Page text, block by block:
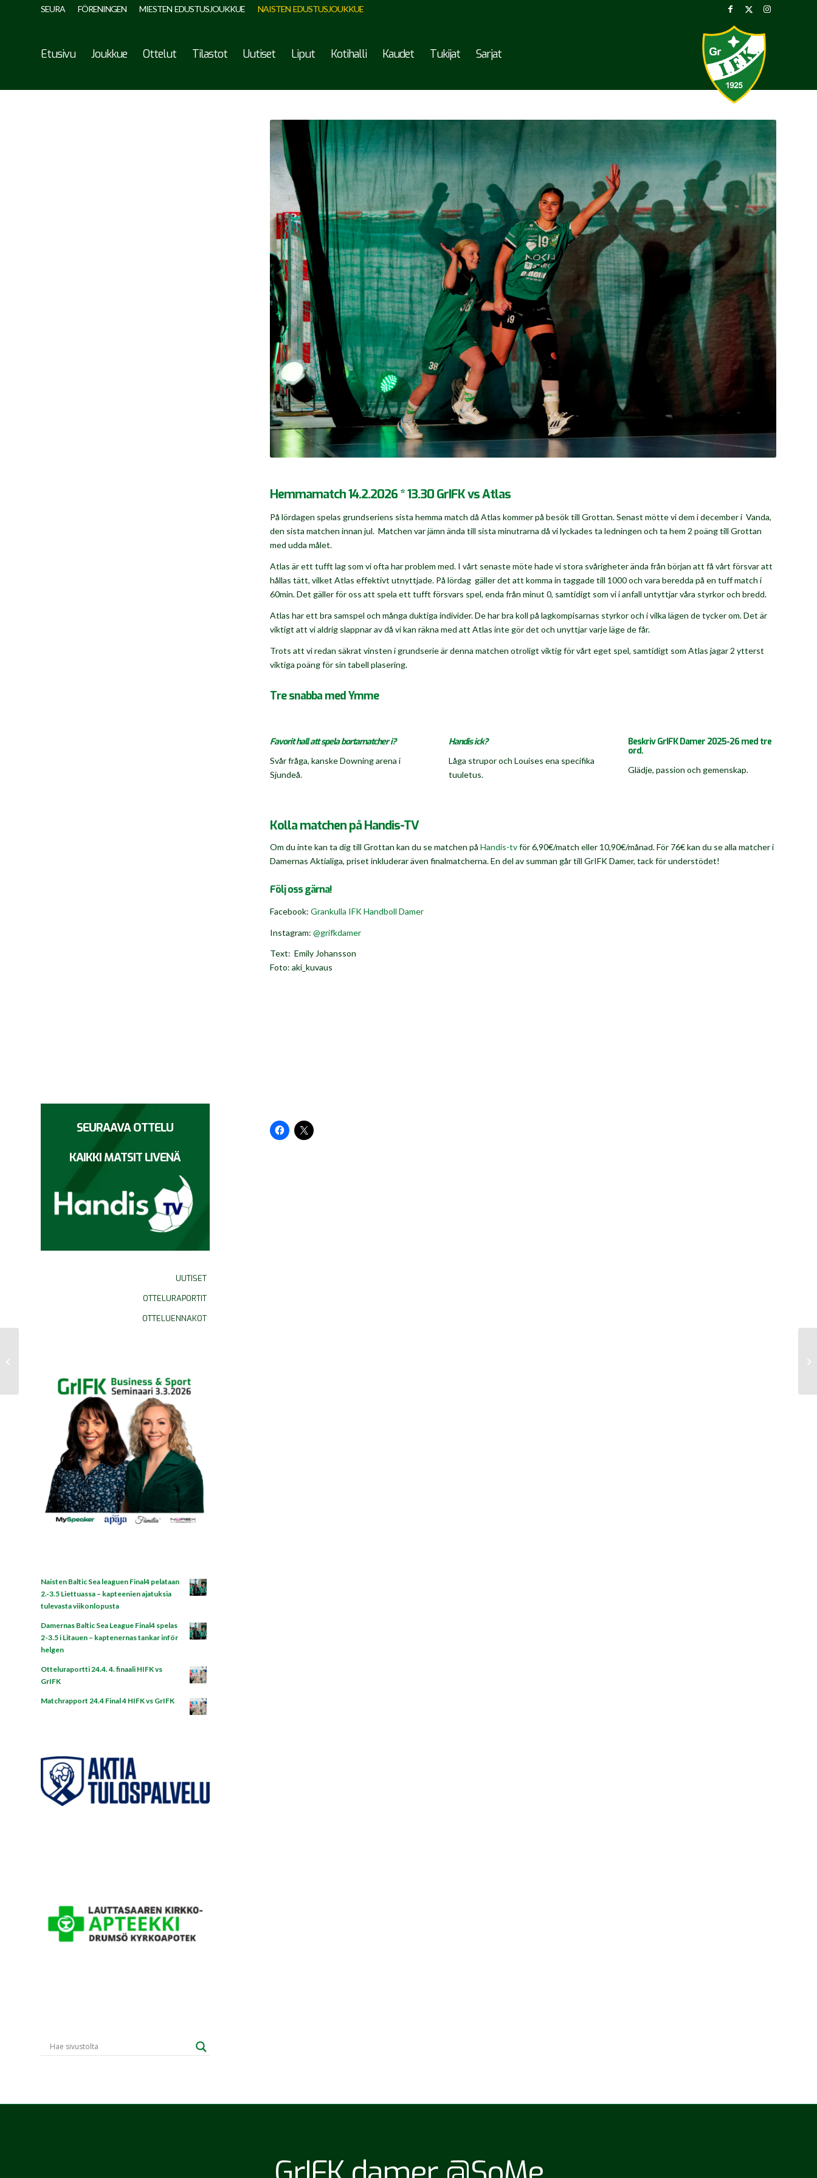
SEURA FÖRENINGEN MIESTEN EDUSTUSJOUKKUE NAISTEN EDUSTUSJOUKKUE
Etusivu Joukkue Ottelut Tilastot Uutiset Liput Kotihalli Kaudet Tukijat Sarjat
Hemmamatch 14.2.2026 * 13.30 GrIFK vs Atlas
På lördagen spelas grundseriens sista hemma match då Atlas kommer på besök till Grottan. Senast mötte vi dem i december i Vanda,
den sista matchen innan jul. Matchen var jämn ända till sista minutrarna då vi lyckades ta ledningen och ta hem 2 poäng till Grottan
med udda målet.
Atlas är ett tufft lag som vi ofta har problem med. I vårt senaste möte hade vi stora svårigheter ända från början att få vårt försvar att
hållas tätt, vilket Atlas effektivt utnyttjade. På lördag gäller det att komma in taggade till 1000 och vara beredda på en tuff match i
60min. Det gäller för oss att spela ett tufft försvars spel, enda från minut 0, samtidigt som vi i anfall untyttjar våra styrkor och bredd.
Atlas har ett bra samspel och många duktiga individer. De har bra koll på lagkompisarnas styrkor och i vilka lägen de tycker om. Det är
viktigt att vi aldrig slappnar av då vi kan räkna med att Atlas inte gör det och unyttjar varje läge de får.
Trots att vi redan säkrat vinsten i grundserie är denna matchen otroligt viktig för vårt eget spel, samtidigt som Atlas jagar 2 ytterst
viktiga poäng för sin tabell plasering.
Tre snabba med Ymme
Favorit hall att spela bortamatcher i?
Svår fråga, kanske Downing arena i
Sjundeå.
Handis ick?
Låga strupor och Louises ena specifika
tuuletus.
Beskriv GrIFK Damer 2025-26 med tre
ord.
⁠Glädje, passion och gemenskap.
Kolla matchen på Handis-TV
Om du inte kan ta dig till Grottan kan du se matchen på Handis-tvför 6,90€/match eller 10,90€/månad. För 76€ kan du se alla matcher i
Damernas Aktialiga, priset inkluderar även finalmatcherna. En del av summan går till GrIFK Damer, tack för understödet!
Följ oss gärna!
Facebook: Grankulla IFK Handboll Damer
Instagram: @grifkdamer
Text: Emily Johansson
Foto: aki_kuvaus
SEURAAVA OTTELU
KAIKKI MATSIT LIVENÄ
UUTISET
OTTELURAPORTIT
OTTELUENNAKOT
Naisten Baltic Sea leaguen Final4 pelataan
2.-3.5 Liettuassa – kapteenien ajatuksia
tulevasta viikonlopusta
Damernas Baltic Sea League Final4 spelas
2-3.5 i Litauen – kaptenernas tankar inför
helgen
Otteluraportti 24.4. 4. finaali HIFK vs
GrIFK
Matchrapport 24.4 Final 4 HIFK vs GrIFK